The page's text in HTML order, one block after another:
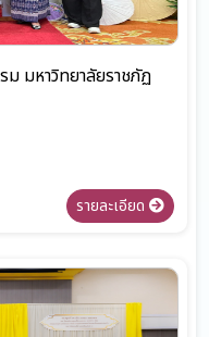
มหาวิทยาลัยราชภัฏ
รายละเอียด